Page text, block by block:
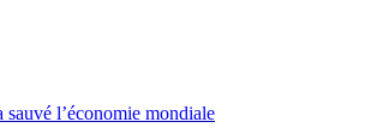
l’économie mondiale